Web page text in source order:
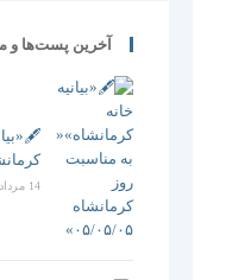
آخرین پست‌ها و
کرمانشاه
14 مرداد 1405